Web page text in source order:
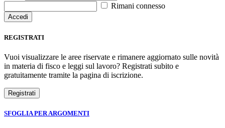
Rimani connesso
REGISTRATI
Vuoi visualizzare le aree riservate e rimanere aggiornato sulle novità
in materia di fisco e leggi sul lavoro? Registrati subito e
gratuitamente tramite la pagina di iscrizione.
SFOGLIA PER ARGOMENTI